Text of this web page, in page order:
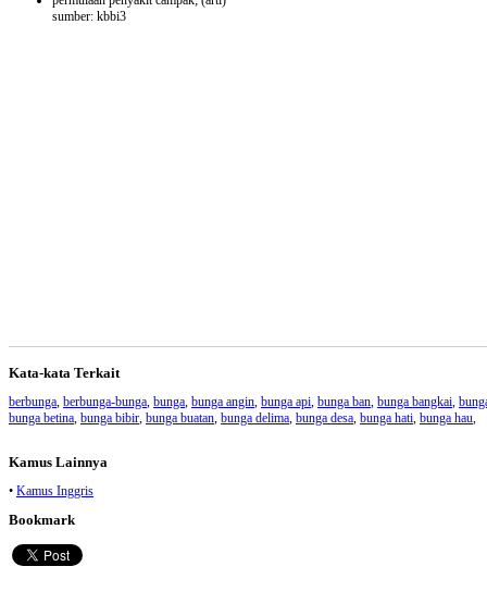
sumber: kbbi3
Kata-kata Terkait
berbunga berbunga-bunga bunga bunga angin bunga api bunga ban bunga bangkai
bunga betina bunga bibir bunga buatan bunga delima bunga desa bunga hati bunga hau
Kamus Lainnya
• Kamus Inggris
Bookmark